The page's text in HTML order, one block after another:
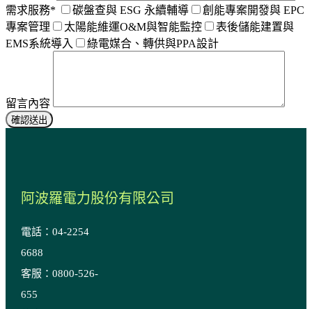
需求服務*
碳盤查與 ESG 永續輔導
創能專案開發與 EPC
專案管理
太陽能維運O&M與智能監控
表後儲能建置與
EMS系統導入
綠電媒合、轉供與PPA設計
留言內容
阿波羅電力股份有限公司
電話：04-2254
6688
客服：0800-526-
655